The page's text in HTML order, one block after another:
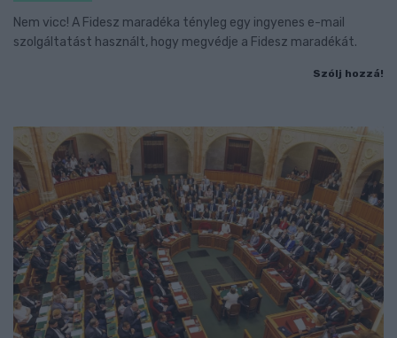
Nem vicc! A Fidesz maradéka tényleg egy ingyenes e-mail
szolgáltatást használt, hogy megvédje a Fidesz maradékát.
Szólj hozzá!